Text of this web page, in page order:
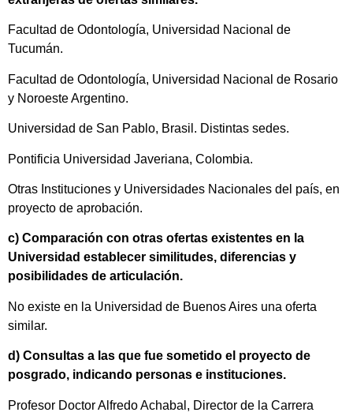
Facultad de Odontología, Universidad Nacional de
Tucumán.
Facultad de Odontología, Universidad Nacional de Rosario
y Noroeste Argentino.
Universidad de San Pablo, Brasil. Distintas sedes.
Pontificia Universidad Javeriana, Colombia.
Otras Instituciones y Universidades Nacionales del país, en
proyecto de aprobación.
c) Comparación con otras ofertas existentes en la
Universidad establecer similitudes, diferencias y
posibilidades de articulación.
No existe en la Universidad de Buenos Aires una oferta
similar.
d) Consultas a las que fue sometido el proyecto de
posgrado, indicando personas e instituciones.
Profesor Doctor Alfredo Achabal, Director de la Carrera